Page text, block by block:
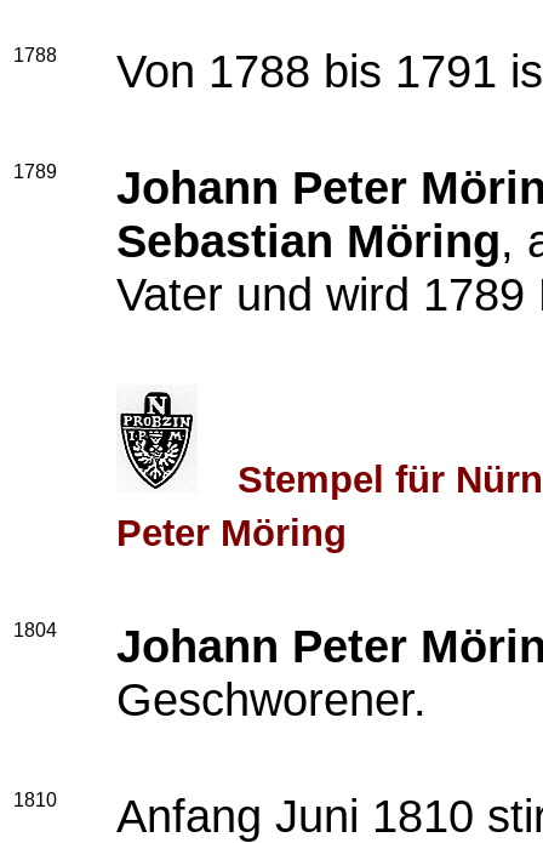
1788 Von 1788 bis 1791
1789
Johann Peter
Sebastian Möring,
Vater und wird 1789
Stempel für
Peter Möring
1804
Johann Peter
Geschworener.
1810 Anfang Juni 1810